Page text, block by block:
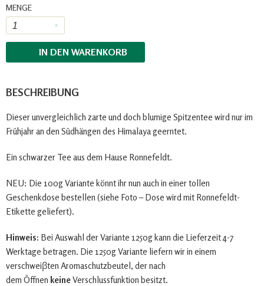
MENGE
IN DEN WARENKORB
BESCHREIBUNG
Dieser unvergleichlich zarte und doch blumige Spitzentee wird nur im
Frühjahr an den Südhängen des Himalaya geerntet.
Ein schwarzer Tee aus dem Hause Ronnefeldt.
NEU: Die 100g Variante könnt ihr nun auch in einer tollen
Geschenkdose bestellen (siehe Foto – Dose wird mit Ronnefeldt-
Etikette geliefert).
Hinweis: Bei Auswahl der Variante 1250g kann die Lieferzeit 4-7
Werktage betragen. Die 1250g Variante liefern wir in einem
verschweiβten Aromaschutzbeutel, der nach
dem Öffnen keineVerschlussfunktion besitzt.